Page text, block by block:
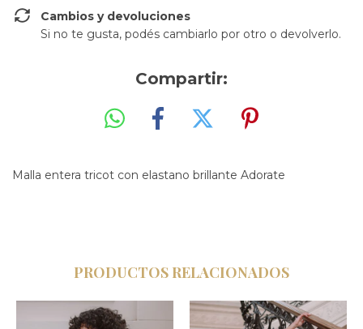
Cambios y devoluciones
Si no te gusta, podés cambiarlo por otro o devolverlo.
Compartir:
Malla entera tricot con elastano brillante Adorate
PRODUCTOS RELACIONADOS